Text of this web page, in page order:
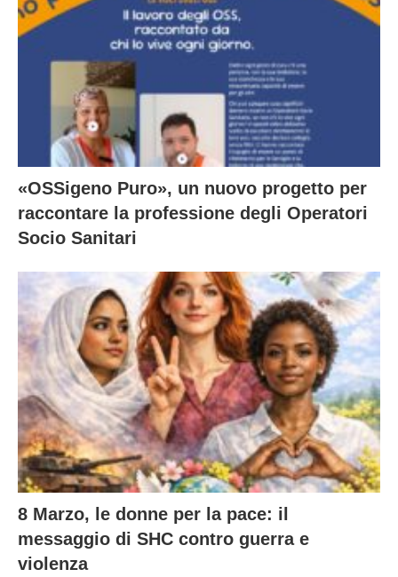
«OSSigeno Puro», un nuovo progetto per
raccontare la professione degli Operatori
Socio Sanitari
8 Marzo, le donne per la pace: il
messaggio di SHC contro guerra e
violenza